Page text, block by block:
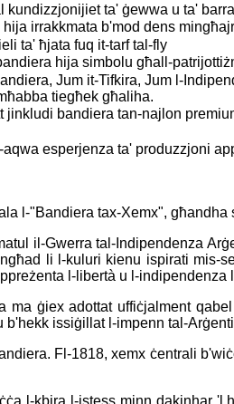
kundizzjonijiet ta' ġewwa u ta'
hija irrakkmata b'mod dens
ta' ħjata fuq it-tarf tal-fly
hija simbolu għall-
Jum it-Tifkira, Jum l-
tiegħek għaliha.
jinkludi bandiera tan-najlon
aqwa esperjenza ta' produzzjoni
l-"Bandiera tax-Xemx",
il-Gwerra tal-Indipendenza
li l-kuluri kienu ispirati mis-
l-libertà u l-indipendenza
ma ġiex adottat uffiċjalment
b'hekk issiġillat l-impenn tal-
Fl-1818, xemx ċentrali
l-kbira l-istess minn dakinhar